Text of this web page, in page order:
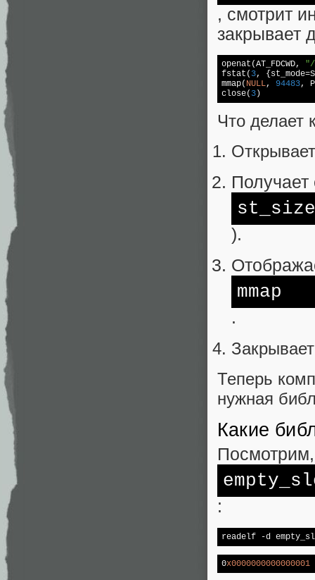
, смотрит
закрывает
openat(AT_FDCWD, "/
fstat( 3,
mmap( NULL, 94483,
close( 3 )
Что делает
Получает
).
mmap
.
Теперь
нужная
Какие
:
readelf -d
0x0000000000000001